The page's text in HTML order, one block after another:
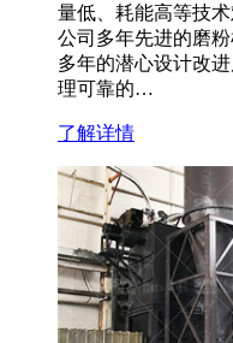
量低、耗能高等技
公司多年先进的磨
多年的潜心设计改
理可靠的…
了解详情